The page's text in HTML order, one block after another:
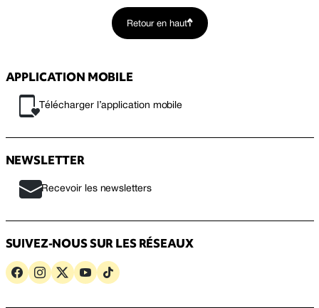
Retour en haut
APPLICATION MOBILE
Télécharger l’application mobile
NEWSLETTER
Recevoir les newsletters
SUIVEZ-NOUS SUR LES RÉSEAUX